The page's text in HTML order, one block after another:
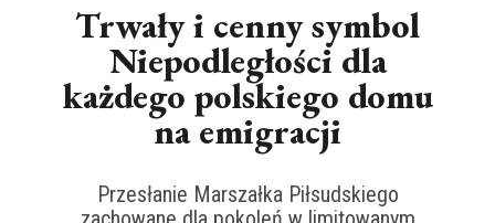
Trwały i cenny symbol
Niepodległości dla
każdego polskiego domu
na emigracji
Przesłanie Marszałka Piłsudskiego